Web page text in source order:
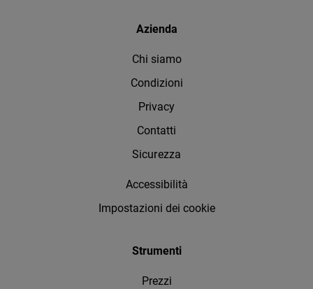
Azienda
Chi siamo
Condizioni
Privacy
Contatti
Sicurezza
Accessibilità
Impostazioni dei cookie
Strumenti
Prezzi